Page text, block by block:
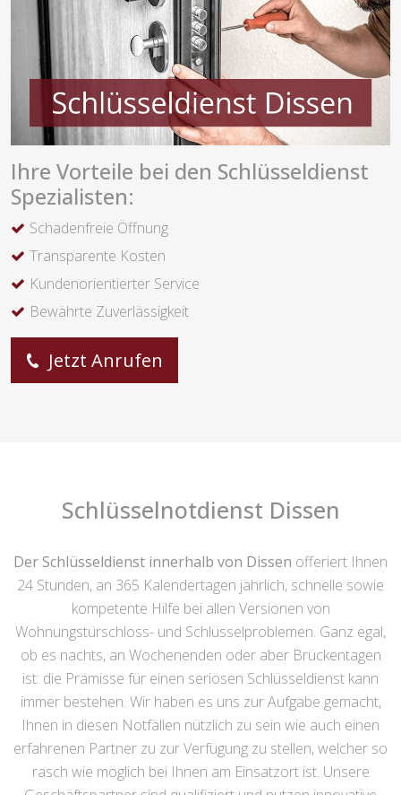
Ihre Vorteile bei den Schlüsseldienst
Spezialisten:
Schadenfreie Öffnung
Transparente Kosten
Kundenorientierter Service
Bewährte Zuverlässigkeit
Jetzt Anrufen
Schlüsselnotdienst Dissen
Der Schlüsseldienst innerhalb von Dissen offeriert Ihnen
24 Stunden, an 365 Kalendertagen jährlich, schnelle sowie
kompetente Hilfe bei allen Versionen von
Wohnungstürschloss- und Schlüsselproblemen. Ganz egal,
ob es nachts, an Wochenenden oder aber Brückentagen
ist: die Prämisse für einen seriösen Schlüsseldienst kann
immer bestehen. Wir haben es uns zur Aufgabe gemacht,
Ihnen in diesen Notfällen nützlich zu sein wie auch einen
erfahrenen Partner zu zur Verfügung zu stellen, welcher so
rasch wie möglich bei Ihnen am Einsatzort ist. Unsere